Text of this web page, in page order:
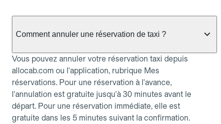
Comment annuler une réservation de taxi ?
Vous pouvez annuler votre réservation taxi depuis
allocab.com ou l'application, rubrique Mes
réservations. Pour une réservation à l'avance,
l'annulation est gratuite jusqu'à 30 minutes avant le
départ. Pour une réservation immédiate, elle est
gratuite dans les 5 minutes suivant la confirmation.